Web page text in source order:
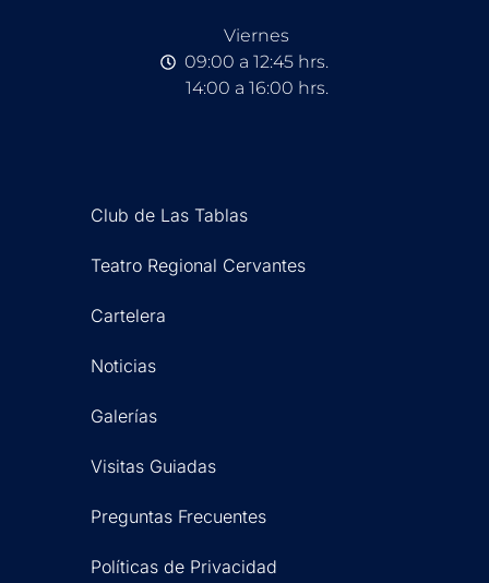
Viernes
09:00 a 12:45 hrs.
14:00 a 16:00 hrs.
Club de Las Tablas
Teatro Regional Cervantes
Cartelera
Noticias
Galerías
Visitas Guiadas
Preguntas Frecuentes
Políticas de Privacidad